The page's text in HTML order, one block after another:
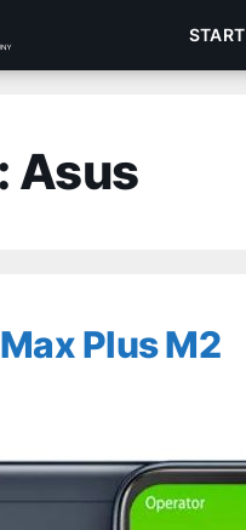
START
Asus
Plus M2